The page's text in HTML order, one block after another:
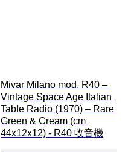
Mivar Milano mod. R40 –
Vintage Space Age Italian
Table Radio (1970) – Rare
Green & Cream (cm
44x12x12) - R40 收音機